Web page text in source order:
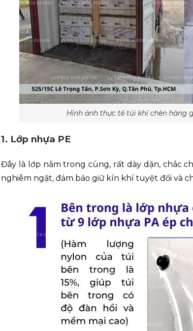
Hình ảnh thực tế túi khí chèn hàng
1. Lớp nhựa PE
Đây là lớp nằm trong cùng, rất dày dặn, chắc
nghiêm ngặt, đảm bảo giữ kín khí tuyệt đối và